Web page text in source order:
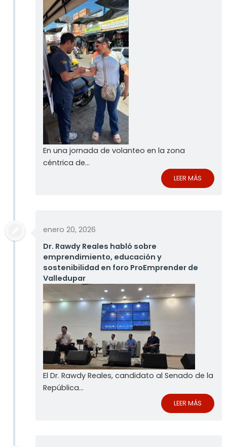
En una jornada de volanteo en la zona
céntrica de...
LEER MÁS
enero 20, 2026
Dr. Rawdy Reales habló sobre
emprendimiento, educación y
sostenibilidad en foro ProEmprender de
Valledupar
El Dr. Rawdy Reales, candidato al Senado de la
República...
LEER MÁS